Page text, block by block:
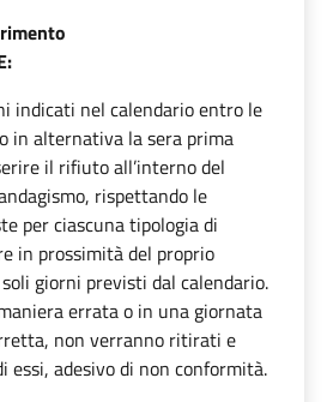
indicati nel calendario entro le
in alternativa la sera prima
il rifiuto all’interno del
rispettando le
per ciascuna tipologia di
in prossimità del proprio
giorni previsti dal calendario.
errata o in una giornata
non verranno ritirati e
essi, adesivo di non conformità.